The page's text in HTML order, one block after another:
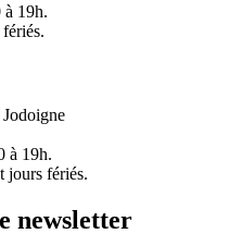
à 19h.
à 19h.
jours fériés.
newsletter